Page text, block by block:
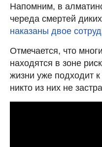
Напомним, в
череда смертей
наказаны двое
Отмечается, что
находятся в зоне
жизни уже подходит
никто из них не